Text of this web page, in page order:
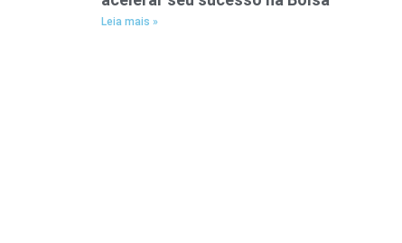
Leia mais »